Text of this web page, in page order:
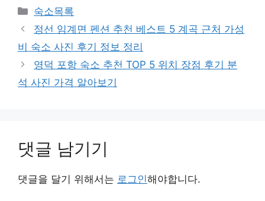
카
테
고
리
숙소목록
정선 임계면 펜션 추천 베스트 5 계곡 근처 가성
비 숙소 사진 후기 정보 정리
영덕 포항 숙소 추천 TOP 5 위치 장점 후기 분
석 사진 가격 알아보기
댓글 남기기
댓글을 달기 위해서는 로그인해야합니다.